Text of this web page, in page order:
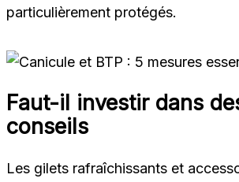
particulièrement protégés.
Faut-il investir dans
conseils
Les gilets rafraîchissants et